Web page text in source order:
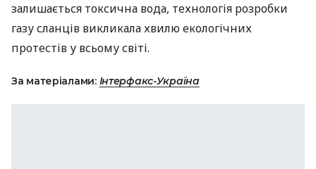
залишається токсична вода, технологія розробки
газу сланців викликала хвилю екологічних
протестів у всьому світі.
За матеріалами: Інтерфакс-Україна